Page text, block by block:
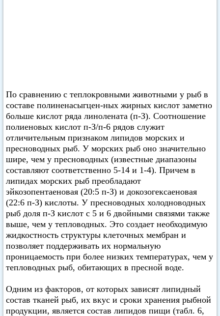
По сравнению с теплокровными животными у рыб в
составе полиненасыгцен-ных жирных кислот заметно
больше кислот ряда линолената (п-З). Соотношение
полиеновых кислот п-З/п-6 рядов служит
отличительным признаком липидов морских и
пресноводных рыб. У морских рыб оно значительно
шире, чем у пресноводных (известные диапазоны
составляют соответственно 5-14 и 1-4). Причем в
липидах морских рыб преобладают
эйкозопентаеновая (20:5 п-З) и докозогексаеновая
(22:6 п-З) кислоты. У пресноводных холодноводных
рыб доля п-З кислот с 5 и 6 двойными связями также
выше, чем у тепловодных. Это создает необходимую
жидкостность структуры клеточных мембран и
позволяет поддерживать их нормальную
проницаемость при более низких температурах, чем у
тепловодных рыб, обитающих в пресной воде.
Одним из факторов, от которых зависят липидный
состав тканей рыб, их вкус и сроки хранения рыбной
продукции, является состав липидов пищи (табл. 6,